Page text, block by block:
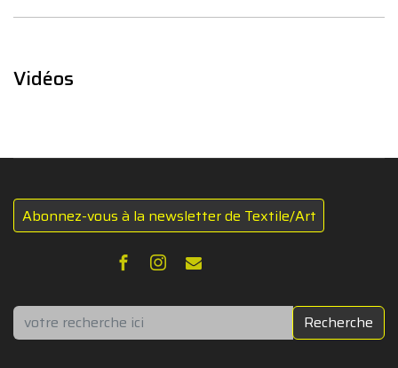
Vidéos
Abonnez-vous à la newsletter de Textile/Art
Rechercher Recherche